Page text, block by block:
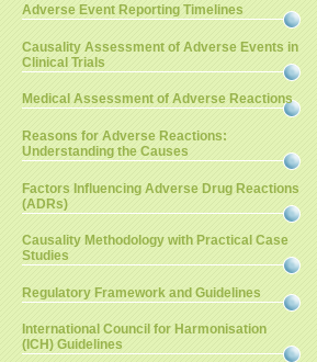
Adverse Event Reporting Timelines
Causality Assessment of Adverse Events in
Clinical Trials
Medical Assessment of Adverse Reactions
Reasons for Adverse Reactions:
Understanding the Causes
Factors Influencing Adverse Drug Reactions
(ADRs)
Causality Methodology with Practical Case
Studies
Regulatory Framework and Guidelines
International Council for Harmonisation
(ICH) Guidelines